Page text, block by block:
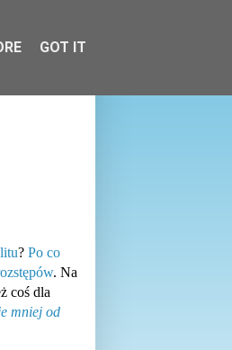
? Po co
. Na
coś dla
mniej od
GOT IT